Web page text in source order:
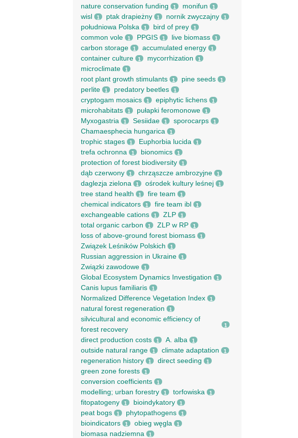
nature conservation funding 1 monifun 1
wisl 1 ptak drapieżny 1 nornik zwyczajny 1
południowa Polska 1 bird of prey 1
common vole 1 PPGIS 1 live biomass 1
carbon storage 1 accumulated energy 1
container culture 1 mycorrhization 1
microclimate 1
root рlant growth stimulants 1 pine seeds 1
perlite 1 predatory beetles 1
cryptogam mosaics 1 epiphytic lichens 1
microhabitats 1 pułapki feromonowe 1
Myxogastria 1 Sesiidae 1 sporocarps 1
Chamaesphecia hungarica 1
trophic stages 1 Euphorbia lucida 1
trefa ochronna 1 bionomics 1
protection of forest biodiversity 1
dąb czerwony 1 chrząszcze ambrozyjne 1
daglezja zielona 1 ośrodek kultury leśnej 1
tree stand health 1 fire team 1
chemical indicators 1 fire team ibl 1
exchangeable cations 1 ZLP 1
total organic carbon 1 ZLP w RP 1
loss of above-ground forest biomass 1
Związek Leśników Polskich 1
Russian aggression in Ukraine 1
Związki zawodowe 1
Global Ecosystem Dynamics Investigation 1
Canis lupus familiaris 1
Normalized Difference Vegetation Index 1
natural forest regeneration 1
silvicultural and economic efficiency of
forest recovery
1
direct production costs 1 A. alba 1
outside natural range 1 climate adaptation 1
regeneration history 1 direct seeding 1
green zone forests 1
conversion coefficients 1
modelling; urban forestry 1 torfowiska 1
fitopatogeny 1 bioindykatory 1
peat bogs 1 phytopathogens 1
bioindicators 1 obieg węgla 1
biomasa nadziemna 1